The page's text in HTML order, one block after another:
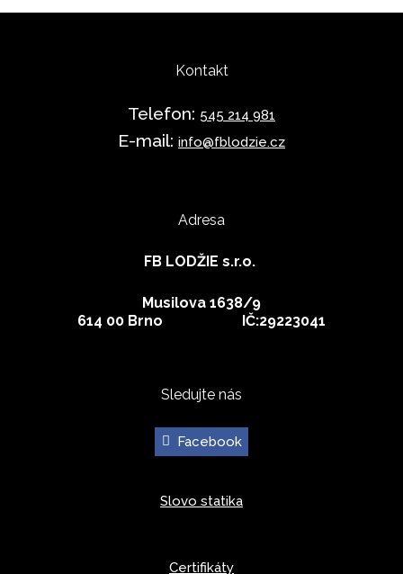
Kontakt
Telefon: 545 214 981
E-mail: info@fblodzie.cz
Adresa
FB LODŽIE s.r.o.
Musilova 1638/9
614 00 Brno IČ:29223041
Sledujte nás
Facebook
Slovo statika
Certifikáty